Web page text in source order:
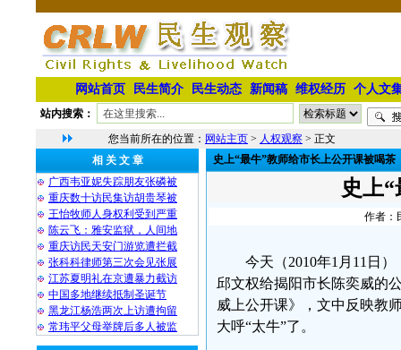
网站首页 民生简介 民生动态 新闻稿 维权经历 个人文
站内搜索：
您当前所在的位置： 网站主页 > 人权观察 > 正文
相 关 文 章
广西韦亚妮失踪朋友张磷被
重庆数十访民集访胡贵琴被
王怡牧师人身权利受到严重
陈云飞：雅安监狱，人间地
重庆访民天安门游览遭拦截
张科科律师第三次会见张展
江苏夏明礼在京遭暴力截访
中国多地继续抵制圣诞节
黑龙江杨浩两次上访遭拘留
常玮平父母举牌后多人被监
史上“最牛”教师给市长上公开课被喝茶
史上
作者：
今天（2010年1月11日
邱文权给揭阳市长陈奕威的
威上公开课》，文中反映教
大呼“太牛”了。